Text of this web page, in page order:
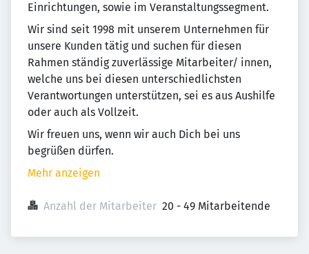
Einrichtungen, sowie im Veranstaltungssegment.
Wir sind seit 1998 mit unserem Unternehmen für
unsere Kunden tätig und suchen für diesen
Rahmen ständig zuverlässige Mitarbeiter/ innen,
welche uns bei diesen unterschiedlichsten
Verantwortungen unterstützen, sei es aus Aushilfe
oder auch als Vollzeit.
Wir freuen uns, wenn wir auch Dich bei uns
begrüßen dürfen.
Mehr anzeigen
Anzahl der Mitarbeiter 20 - 49 Mitarbeitende